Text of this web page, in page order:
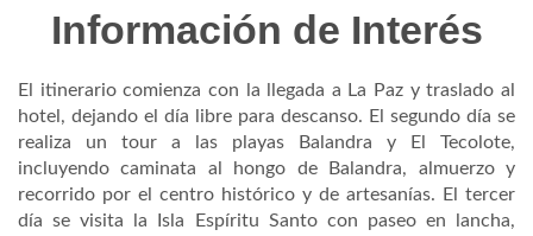
Información de Interés
El itinerario comienza con la llegada a La Paz y traslado al
hotel, dejando el día libre para descanso. El segundo día se
realiza un tour a las playas Balandra y El Tecolote,
incluyendo caminata al hongo de Balandra, almuerzo y
recorrido por el centro histórico y de artesanías. El tercer
día se visita la Isla Espíritu Santo con paseo en lancha,